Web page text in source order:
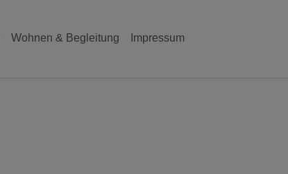
Wohnen & Begleitung Impressum